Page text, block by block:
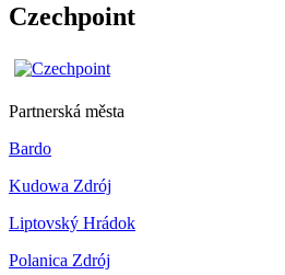
Czechpoint
Partnerská města
Bardo
Kudowa Zdrój
Liptovský Hrádok
Polanica Zdrój